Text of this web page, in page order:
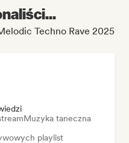
Techno Rave 2025
Muzyka taneczna
playlist